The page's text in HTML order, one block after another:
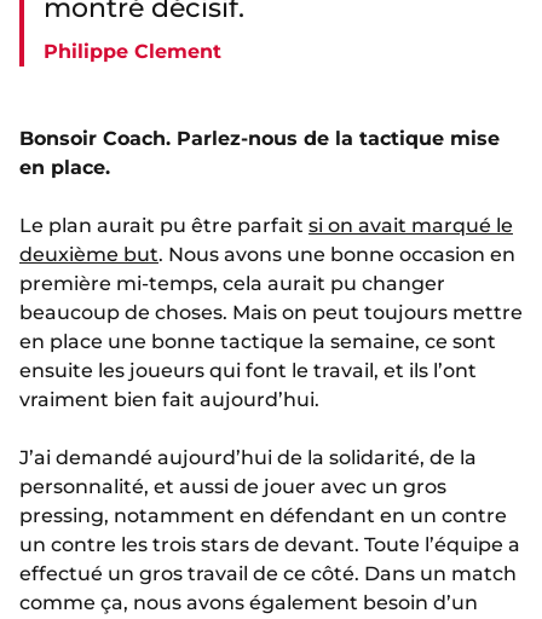
montré décisif.
Philippe Clement
Bonsoir Coach. Parlez-nous de la tactique mise
en place.
Le plan aurait pu être parfait si on avait marqué le
deuxième but. Nous avons une bonne occasion en
première mi-temps, cela aurait pu changer
beaucoup de choses. Mais on peut toujours mettre
en place une bonne tactique la semaine, ce sont
ensuite les joueurs qui font le travail, et ils l’ont
vraiment bien fait aujourd’hui.
J’ai demandé aujourd’hui de la solidarité, de la
personnalité, et aussi de jouer avec un gros
pressing, notamment en défendant en un contre
un contre les trois stars de devant. Toute l’équipe a
effectué un gros travail de ce côté. Dans un match
comme ça, nous avons également besoin d’un